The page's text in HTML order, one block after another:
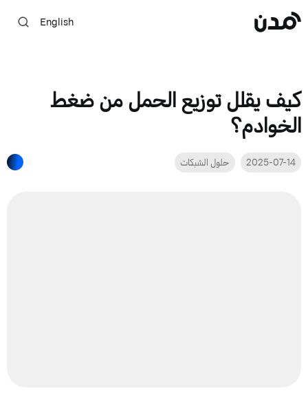
English
كيف يقلل توزيع الحمل من ضغط
الخوادم؟
2025-07-14 حلول الشبكات